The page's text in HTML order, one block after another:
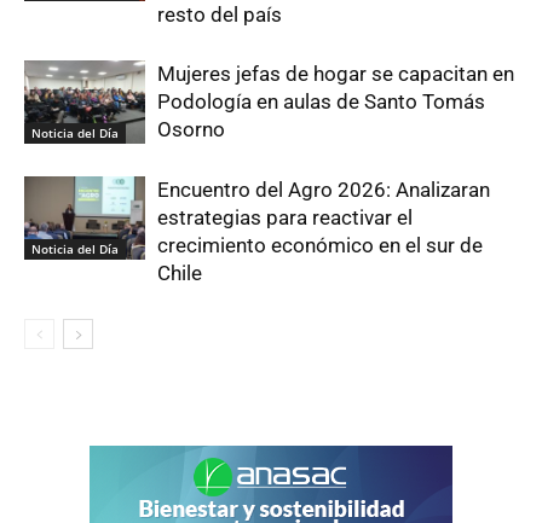
resto del país
Noticia del Día
Mujeres jefas de hogar se capacitan en
Podología en aulas de Santo Tomás
Osorno
Noticia del Día
Encuentro del Agro 2026: Analizaran
estrategias para reactivar el
crecimiento económico en el sur de
Chile